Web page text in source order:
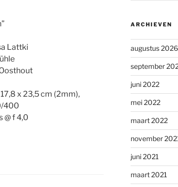
Lattki
x 23,5 cm (2mm),
400
@ f 4,0
ARCHIEVEN
augustus 2026
september
juni 2022
mei 2022
maart 2022
november
juni 2021
maart 2021